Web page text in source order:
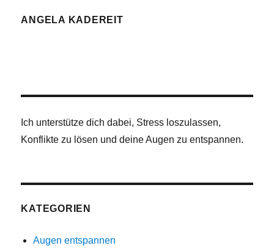
ANGELA KADEREIT
Ich unterstütze dich dabei, Stress loszulassen,
Konflikte zu lösen und deine Augen zu entspannen.
KATEGORIEN
Augen entspannen